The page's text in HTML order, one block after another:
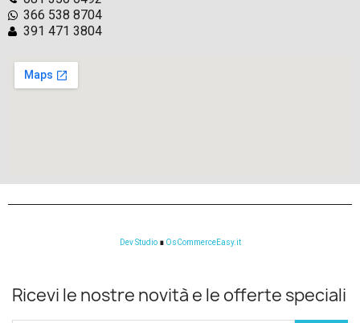
366 538 8704
391 471 3804
Dev Studio ∎ OsCommerceEasy.it
Ricevi le nostre novità e le offerte speciali